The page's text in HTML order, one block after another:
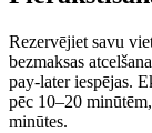
Rezervējiet savu
bezmaksas
pay-later iespējas.
pēc 10–20
minūtes.